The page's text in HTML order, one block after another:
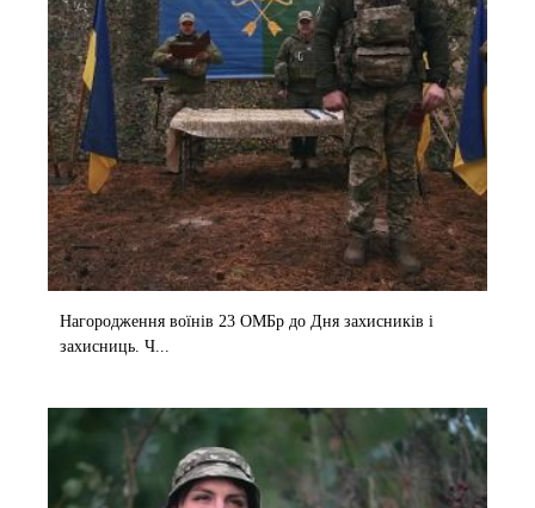
Нагородження воїнів 23 ОМБр до Дня захисників і
захисниць. Ч...